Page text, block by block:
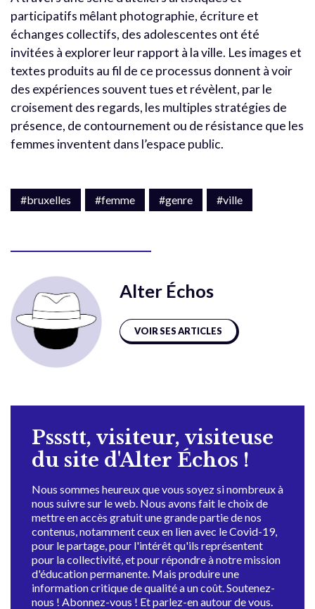
participatifs mêlant photographie, écriture et
échanges collectifs, des adolescentes ont été
invitées à explorer leur rapport à la ville. Les images et
textes produits au fil de ce processus donnent à voir
des expériences souvent tues et révèlent, par le
croisement des regards, les multiples stratégies de
présence, de contournement ou de résistance que les
femmes inventent dans l’espace public.
#bruxelles #femme #genre #ville
Alter Échos
VOIR SES ARTICLES
Pssstt, visiteur, visiteuse
du site d'Alter Échos !
Nous sommes heureux que vous soyez si nombreux à
nous suivre sur le web. Nous avons fait le choix de
mettre en accès gratuit une grande partie de nos
contenus, notamment ceux en lien avec le Covid-19,
pour le partage, pour l'intérêt qu'ils représentent
pour la collectivité, et pour répondre à notre mission
d'éducation permanente. Mais produire une
information critique de qualité a un coût. Soutenez-
nous ! Abonnez-vous ! Et parlez-en autour de vous.